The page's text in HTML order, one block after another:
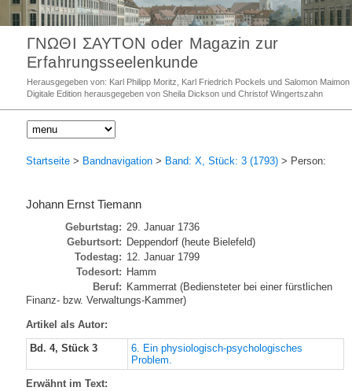
ΓΝΩΘΙ ΣΑΥΤΟΝ oder Magazin zur
Erfahrungsseelenkunde
Herausgegeben von: Karl Philipp Moritz, Karl Friedrich Pockels und Salomon Maimon
Digitale Edition herausgegeben von Sheila Dickson und Christof Wingertszahn
Startseite > Bandnavigation > Band: X, Stück: 3 (1793) > Person:
Johann Ernst Tiemann
Geburtstag: 29. Januar 1736
Geburtsort: Deppendorf (heute Bielefeld)
Todestag: 12. Januar 1799
Todesort: Hamm
Beruf: Kammerrat (Bediensteter bei einer fürstlichen
Finanz- bzw. Verwaltungs-Kammer)
Artikel als Autor:
Bd. 4, Stück 3
6. Ein physiologisch-psychologisches
Problem.
Erwähnt im Text: